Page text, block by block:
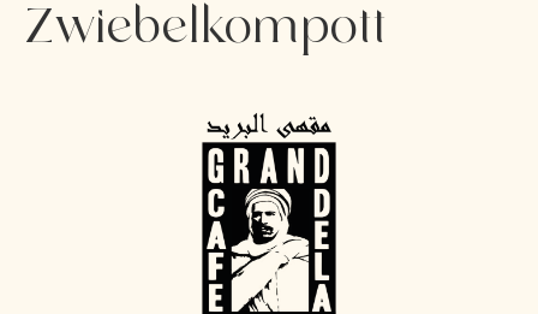
Zwiebelkompott